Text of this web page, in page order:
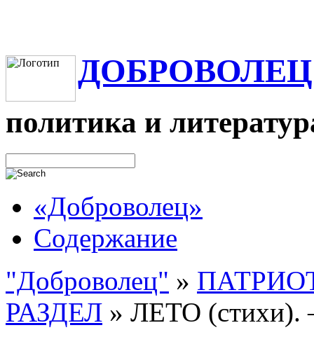
ДОБРОВОЛЕЦ
политика и
«Доброволец»
Содержание
"Доброволец" »
РАЗДЕЛ » ЛЕТО (стихи).